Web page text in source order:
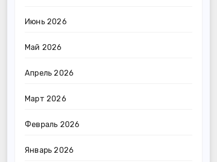
Июнь 2026
Май 2026
Апрель 2026
Март 2026
Февраль 2026
Январь 2026